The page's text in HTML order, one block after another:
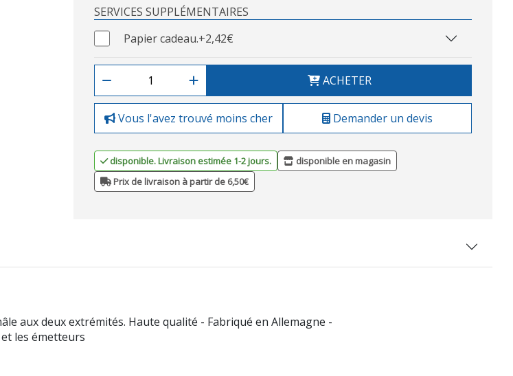
SERVICES SUPPLÉMENTAIRES
Papier cadeau.+2,42€
ACHETER
Vous l'avez trouvé moins cher Demander un devis
disponible. Livraison estimée 1-2 jours.
disponible en magasin
Prix de livraison à partir de 6,50€
aux deux extrémités. Haute qualité - Fabriqué en Allemagne -
les émetteurs